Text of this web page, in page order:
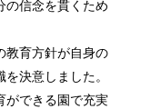
の信念を貫くため
教育方針が自身の
決意しました。
ができる園で充実